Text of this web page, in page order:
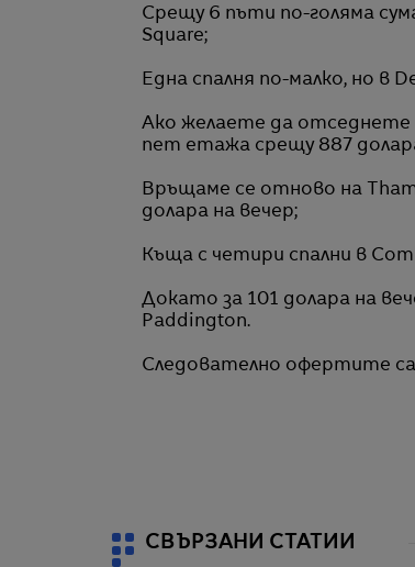
Срещу 6 пъти по-голяма
Square;
Една спалня по-малко, но в
Ако желаете да отседнете
пет етажа срещу 887
Връщаме се отново на
долара на вечер;
Къща с четири спални в
Докато за 101 долара на
Paddington.
Следователно офертите
СВЪРЗАНИ СТАТИИ